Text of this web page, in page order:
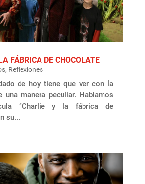
FÁBRICA DE CHOCOLATE
, Reflexiones
de hoy tiene que ver con la
una manera peculiar. Hablamos
“Charlie y la fábrica de
su...